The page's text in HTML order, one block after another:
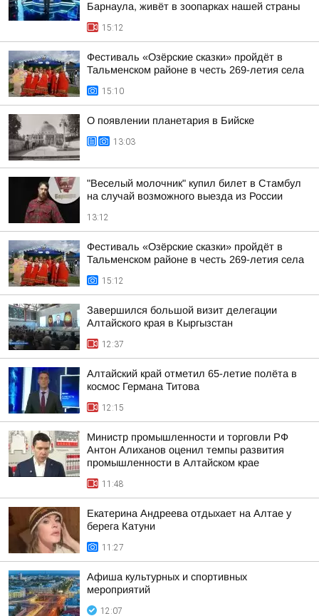
Барнаула, живёт в зоопарках нашей страны
15:12
Фестиваль «Озёрские сказки» пройдёт в
Тальменском районе в честь 269-летия села
15:10
О появлении планетария в Бийске
13:03
"Веселый молочник" купил билет в Стамбул
на случай возможного выезда из России
13:12
Фестиваль «Озёрские сказки» пройдёт в
Тальменском районе в честь 269-летия села
15:12
Завершился большой визит делегации
Алтайского края в Кыргызстан
12:37
Алтайский край отметил 65-летие полёта в
космос Германа Титова
12:15
Министр промышленности и торговли РФ
Антон Алиханов оценил темпы развития
промышленности в Алтайском крае
11:48
Екатерина Андреева отдыхает на Алтае у
берега Катуни
11:27
Афиша культурных и спортивных
мероприятий
12:07